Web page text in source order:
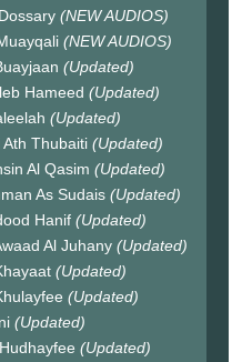
(NEW AUDIOS)
(NEW AUDIOS)
(Updated)
Hameed (Updated)
(Updated)
Ath Thubaiti (Updated)
Al Qasim (Updated)
As Sudais (Updated)
Hanif (Updated)
Al Juhany (Updated)
(Updated)
(Updated)
(Updated)
(Updated)